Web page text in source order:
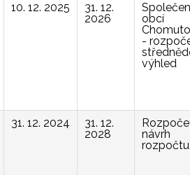
10. 12. 2025
31. 12.
2026
obcí
-
výhled
31. 12. 2024
31. 12.
2028
návrh
rozpočtu